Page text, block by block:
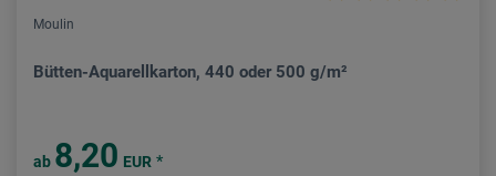
Moulin
Bütten-Aquarellkarton, 440 oder 500 g/m²
ab 8,20 EUR *